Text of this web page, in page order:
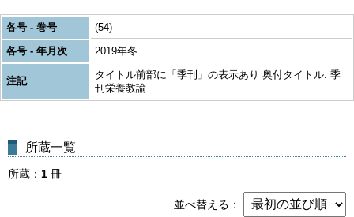
各号 - 巻号
(54)
各号 - 年月次
2019年冬
注記
タイトル前部に「季刊」の表示あり 奥付タイトル: 季
刊栄養教諭
所蔵一覧
所蔵 1 冊
並べ替える